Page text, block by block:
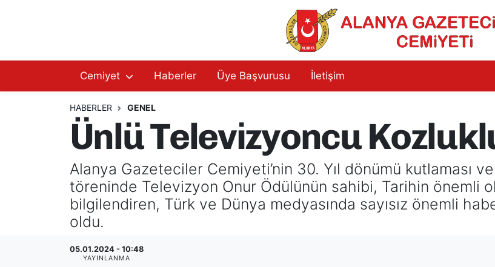
Cemiyet Haberler Üye Başvurusu İletişim
HABERLER GENEL
Ünlü Televizyoncu
Alanya Gazeteciler Cemiyeti’nin 30. Yıl dönümü kutlaması
töreninde Televizyon Onur Ödülünün sahibi, Tarihin önemli
bilgilendiren, Türk ve Dünya medyasında sayısız önemli
oldu.
05.01.2024 - 10:48
YAYINLANMA
Başkanlarımız
Yönetim Kurulu
Üyelerimiz
Tüzüğümüz
Üye Başvurusu
AGC Hakkında
Yönetim Kurulu
Üyelerimiz
Başkanlarımız
Tüzüğümüz